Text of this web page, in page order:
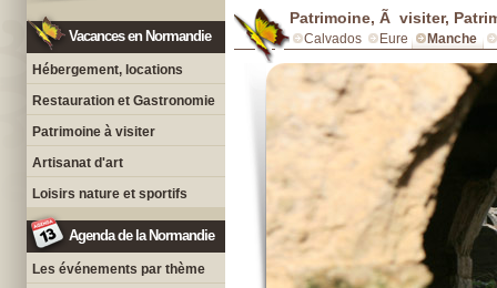
Vacances en Normandie
Hébergement, locations
Restauration et Gastronomie
Patrimoine à visiter
Artisanat d'art
Loisirs nature et sportifs
Agenda de la Normandie
Les événements par thème
Patrimoine, Ã visiter,
Calvados Eure Manche